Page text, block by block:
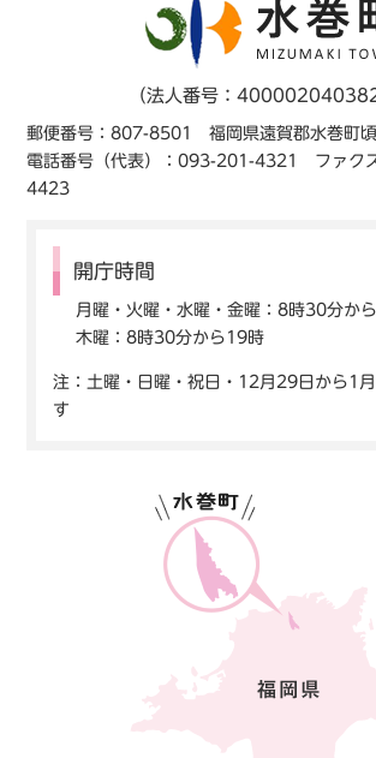
（法人番号：
郵便番号：807-8501 福岡県遠賀郡水巻町
電話番号（代表）：093-201-4321 ファク
4423
開庁時間
月曜・火曜・水曜・金曜：8時30分か
木曜：8時30分から19時
注：土曜・日曜・祝日・12月29日から1
す